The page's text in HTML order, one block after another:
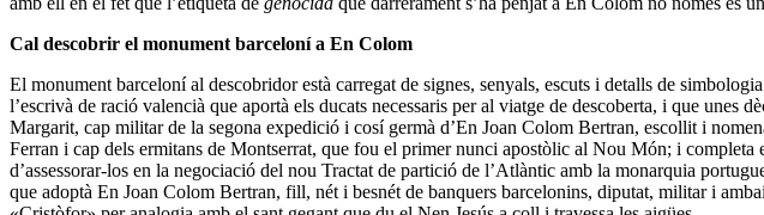
Cal descobrir el monument barceloní a En Colom
El monument barceloní al descobridor està carregat de signes, senyals, escuts i detalls de
l’escrivà de ració valencià que aportà els ducats necessaris per al viatge de descoberta, i que
Margarit, cap militar de la segona expedició i cosí germà d’En Joan Colom Bertran, escollit i
Ferran i cap dels ermitans de Montserrat, que fou el primer nunci apostòlic al Nou Món; i
d’assessorar-los en la negociació del nou Tractat de partició de l’Atlàntic amb la monarquia
que adoptà En Joan Colom Bertran, fill, nét i besnét de banquers barcelonins, diputat, militar i